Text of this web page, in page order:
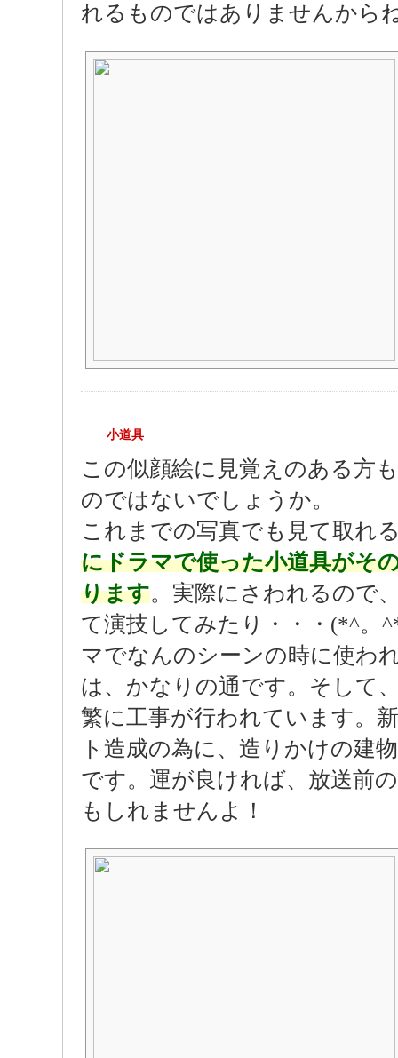
れるものではありませんから
小道具
この似顔絵に見覚えのある方
のではないでしょうか。
これまでの写真でも見て取れ
にドラマで使った小道具がそ
ります。実際にさわれるので
て演技してみたり・・・(*^。
マでなんのシーンの時に使わ
は、かなりの通です。そして
繁に工事が行われています。
ト造成の為に、造りかけの建
です。運が良ければ、放送前
もしれませんよ！